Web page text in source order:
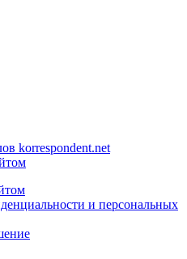
korrespondent.net
и персональных